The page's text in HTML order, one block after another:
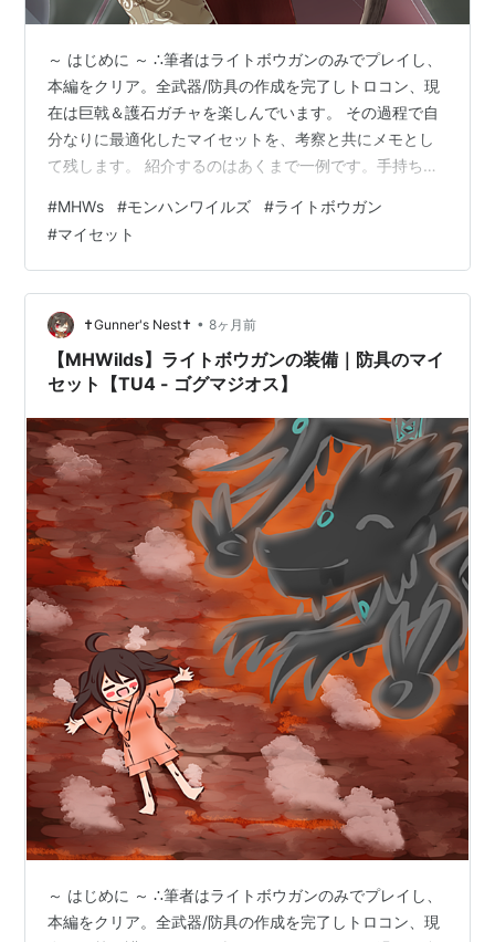
～ はじめに ～ ∴筆者はライトボウガンのみでプレイし、
本編をクリア。全武器/防具の作成を完了しトロコン、現
在は巨戟＆護石ガチャを楽しんでいます。 その過程で自
分なりに最適化したマイセットを、考察と共にメモとし
て残します。 紹介するのはあくまで一例です。手持ちの
します。 ■通常弾 ■貫通弾 ■散弾 ■属性弾 ■その他 ■
環境について ワイルズ、最終アップデート！歴戦王アル
シュベルド、★10クエストなどが実装。 今までおまけ的
に載せていた、ヘビィボウガンのマイセットを別ページ
に独立しました！ ■防具/スキルについて ▼シュバルカγ
▼ぶぼぼで余…
#MHWs #モンハンワイルズ #ライトボウガン
#マイセット
✝Gunner's Nest✝ • 8ヶ月前
【MHWilds】ライトボウガンの装備｜防具のマイ
セット【TU4 - ゴグマジオス】
～ はじめに ～ ∴筆者はライトボウガンのみでプレイし、
本編をクリア。全武器/防具の作成を完了しトロコン、現